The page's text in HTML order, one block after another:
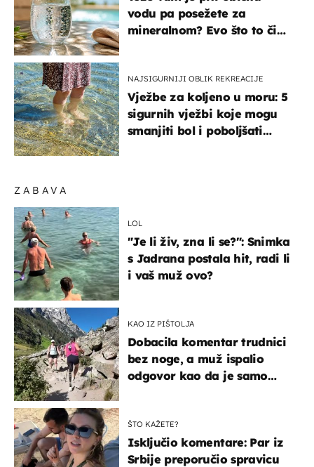
ZABAVA
LOL
"Je li živ, zna li se?": Snimka
s Jadrana postala hit, radi li
i vaš muž ovo?
KAO IZ PIŠTOLJA
Dobacila komentar trudnici
bez noge, a muž ispalio
odgovor kao da je samo
ŠTO KAŽETE?
Isključio komentare: Par iz
Srbije preporučio spravicu
vodu pa posežete za
mineralnom? Evo što to čini
NAJSIGURNIJI OBLIK REKREACIJE
Vježbe za koljeno u moru: 5
sigurnih vježbi koje mogu
smanjiti bol i poboljšati